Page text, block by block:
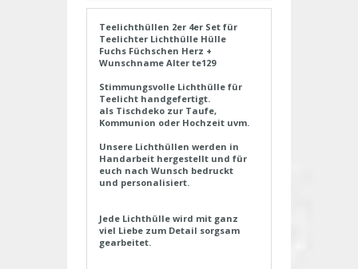
Teelichthüllen 2er 4er Set für
Teelichter Lichthülle Hülle
Fuchs Füchschen Herz +
Wunschname Alter te129
Stimmungsvolle Lichthülle für
Teelicht handgefertigt.
als Tischdeko zur Taufe,
Kommunion oder Hochzeit uvm.
Unsere Lichthüllen werden in
Handarbeit hergestellt und für
euch nach Wunsch bedruckt
und personalisiert.
Jede Lichthülle wird mit ganz
viel Liebe zum Detail sorgsam
gearbeitet.